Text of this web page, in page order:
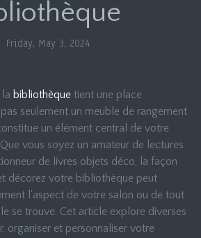
Friday, May 3, 2024
bibliothèque tient une place
seulement un meuble de rangement
un élément central de votre
vous soyez un amateur de lectures
de livres objets déco, la façon
décorez votre bibliothèque peut
l'aspect de votre salon ou de tout
se trouve. Cet article explore diverses
organiser et personnaliser votre